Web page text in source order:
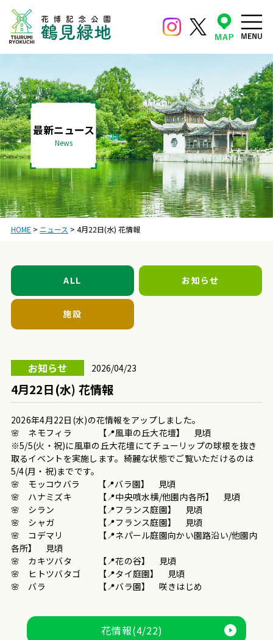
最新ニュース
News
HOME > ニュース > 4月22日(水) 花情報
ALL お知らせ
施設
お知らせ 2026/04/23
4月22日(水) 花情報
2026年4月22日(水)の花情報をアップしました。
🌸 ネモフィラ 【📍風車の丘大花壇】 見頃
※5/5(火・祝)に風車の丘大花壇にてチューリップの球根を抜き
取るイベントを実施します。綺麗な状態でご覧いただけるのは
5/4(月・祝)までです。
🌸 モッコウバラ 【📍バラ園】 見頃
🌸 ハナミズキ 【📍中央噴水横/他園内各所】 見頃
🌸 シラン 【📍フランス庭園】 見頃
🌸 シャガ 【📍フランス庭園】 見頃
🌸 コデマリ 【📍ネパール庭園向かい園路沿い/他園内
各所】 見頃
🌸 カキツバタ 【📍花の谷】 見頃
🌸 ヒトツバタゴ 【📍タイ庭園】 見頃
🌸 バラ 【📍バラ園】 咲きはじめ
花情報(4/22)